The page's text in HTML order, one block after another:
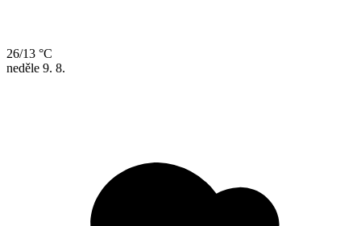
26/13 °C
neděle 9. 8.